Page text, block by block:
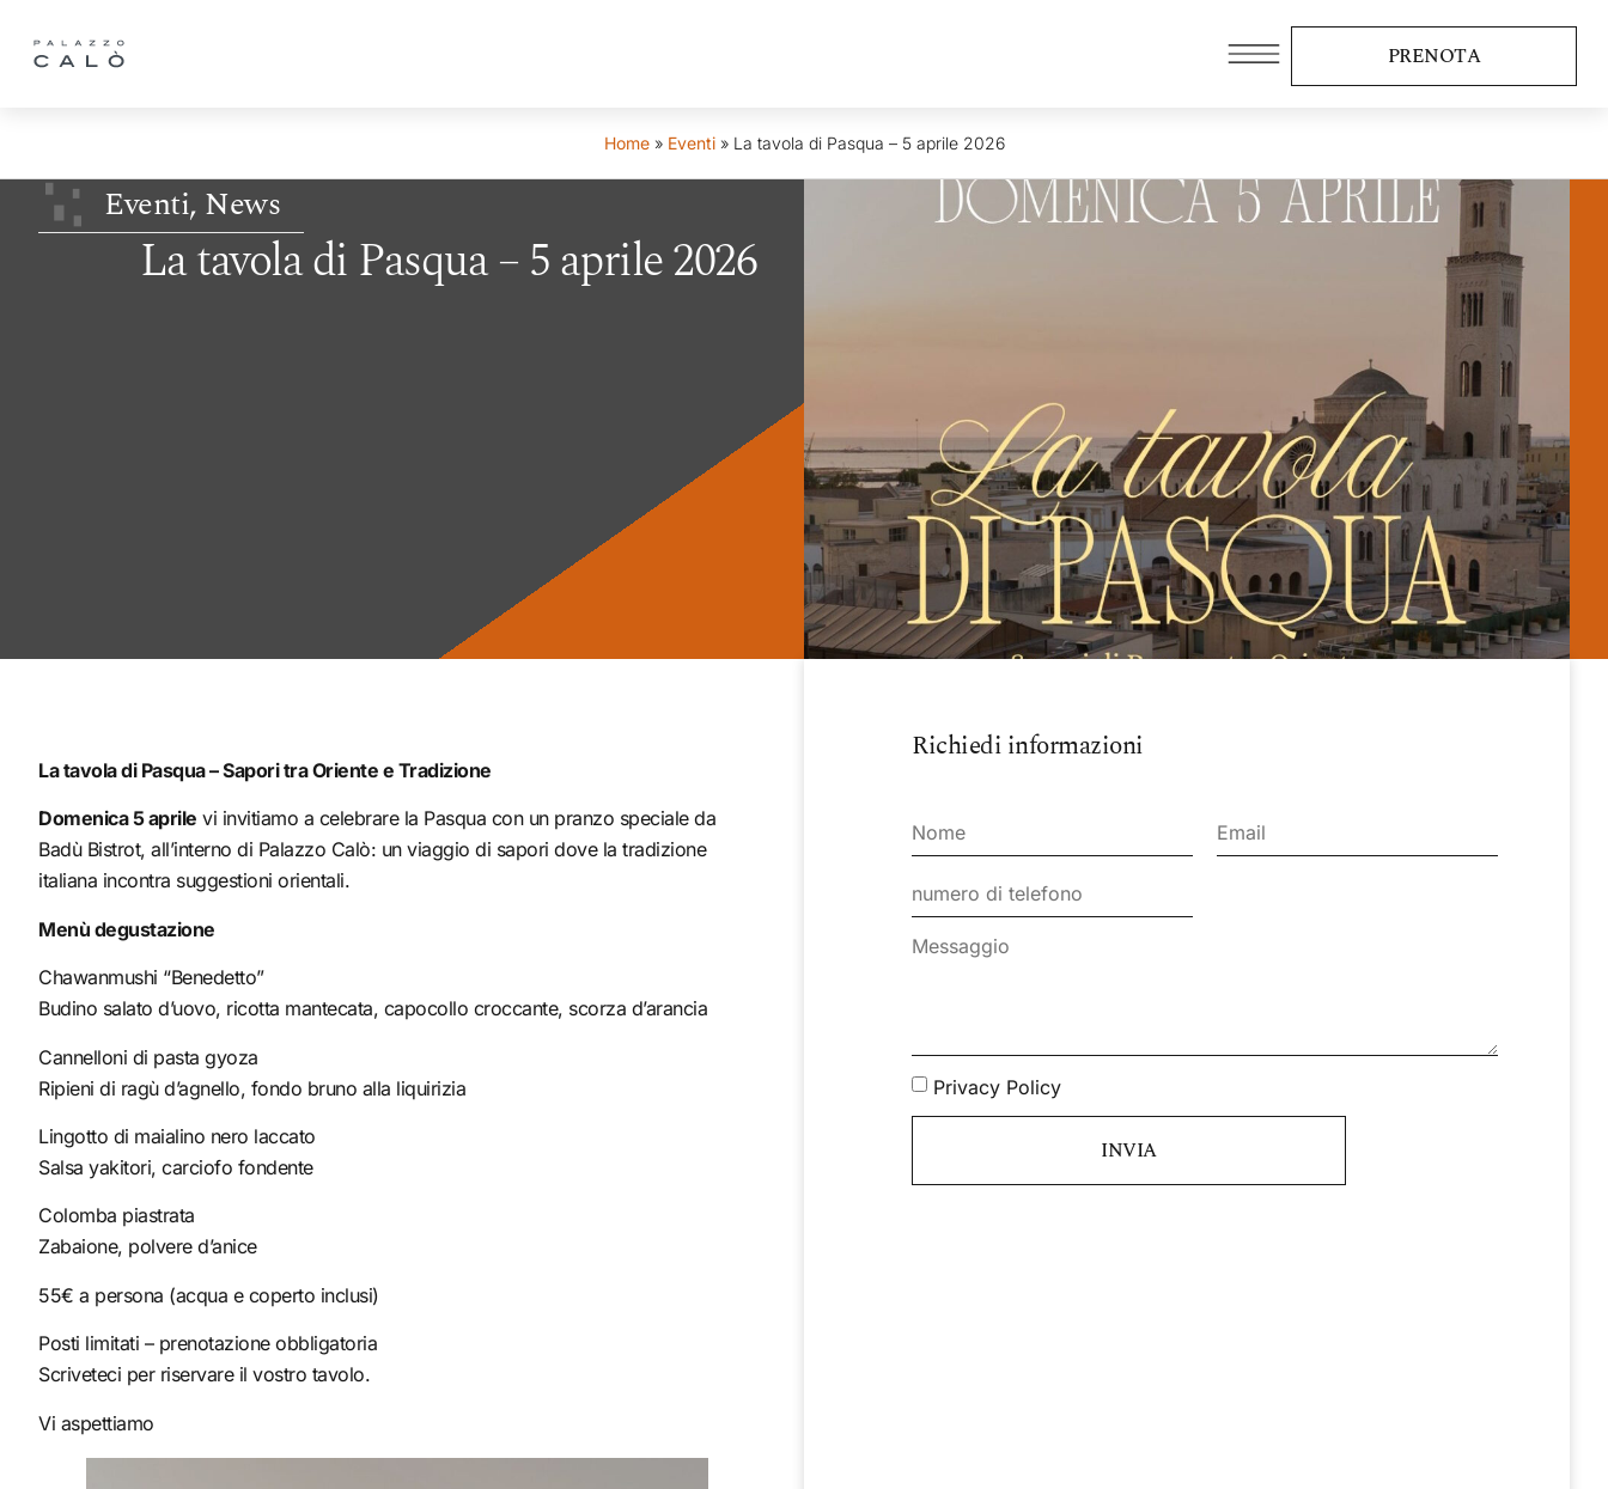
PRENOTA
Home» Eventi» La tavola di Pasqua – 5 aprile 2026
Eventi, News
La tavola di Pasqua – 5 aprile 2026
Richiedi informazioni
Privacy Policy
INVIA
La tavola di Pasqua – Sapori tra Oriente e Tradizione
Domenica 5 aprile vi invitiamo a celebrare la Pasqua con un pranzo speciale da
Badù Bistrot, all’interno di Palazzo Calò: un viaggio di sapori dove la tradizione
italiana incontra suggestioni orientali.
Menù degustazione
Chawanmushi “Benedetto”
Budino salato d’uovo, ricotta mantecata, capocollo croccante, scorza d’arancia
Cannelloni di pasta gyoza
Ripieni di ragù d’agnello, fondo bruno alla liquirizia
Lingotto di maialino nero laccato
Salsa yakitori, carciofo fondente
Colomba piastrata
Zabaione, polvere d’anice
55€ a persona (acqua e coperto inclusi)
Posti limitati – prenotazione obbligatoria
Scriveteci per riservare il vostro tavolo.
Vi aspettiamo